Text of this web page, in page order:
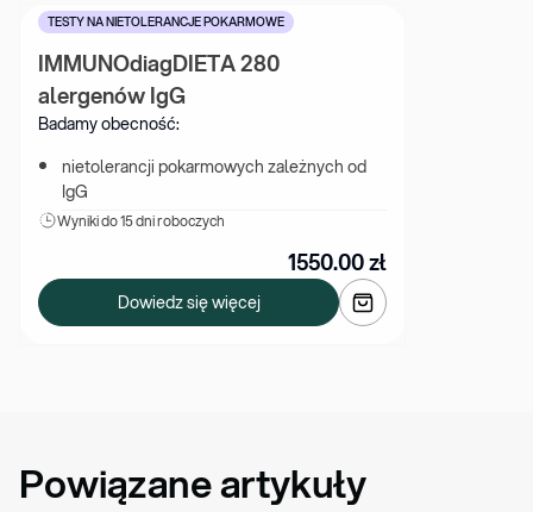
TESTY NA NIETOLERANCJE POKARMOWE
IMMUNOdiagDIETA 280
alergenów IgG
Badamy obecność:
nietolerancji pokarmowych zależnych od
IgG
Wyniki do 15 dni roboczych
1550.00zł
Dowiedz się więcej
Powiązane artykuły